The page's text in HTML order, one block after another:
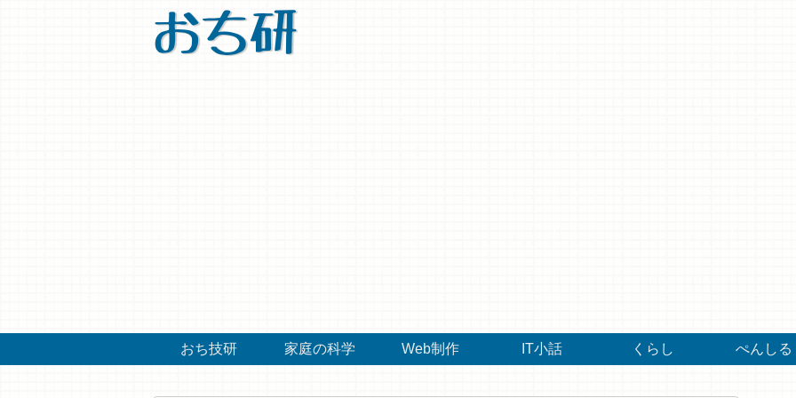
おち研
おち技研 家庭の科学 Web制作 IT小話 くらし ぺんしる